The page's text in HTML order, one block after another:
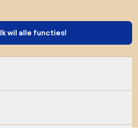
Ik wil alle functies!